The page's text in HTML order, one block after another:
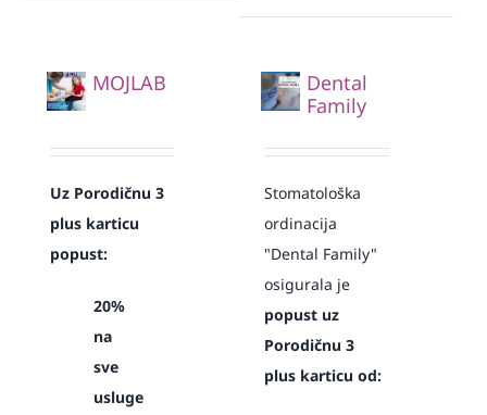
MOJLAB
Uz Porodičnu 3
plus karticu
popust:
20%
na
sve
usluge
Dental
Family
Stomatološka
ordinacija
"Dental Family"
osigurala je
popust uz
Porodičnu 3
plus karticu od: